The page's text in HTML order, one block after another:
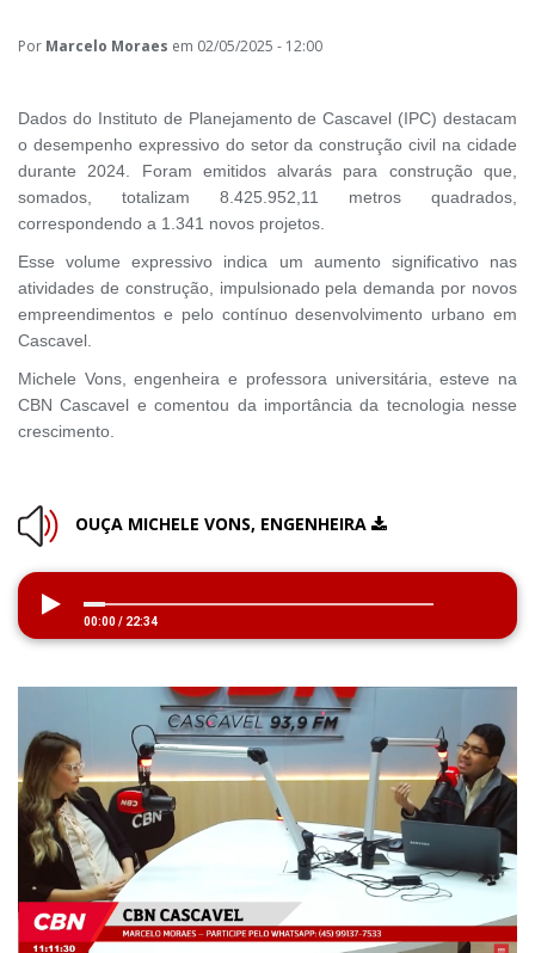
Por Marcelo Moraes em 02/05/2025 - 12:00
Dados do Instituto de Planejamento de Cascavel (IPC) destacam
o desempenho expressivo do setor da construção civil na cidade
durante 2024. Foram emitidos alvarás para construção que,
somados, totalizam 8.425.952,11 metros quadrados,
correspondendo a 1.341 novos projetos.
Esse volume expressivo indica um aumento significativo nas
atividades de construção, impulsionado pela demanda por novos
empreendimentos e pelo contínuo desenvolvimento urbano em
Cascavel.
Michele Vons, engenheira e professora universitária, esteve na
CBN Cascavel e comentou da importância da tecnologia nesse
crescimento.
OUÇA MICHELE VONS, ENGENHEIRA
00:00/ 22:34